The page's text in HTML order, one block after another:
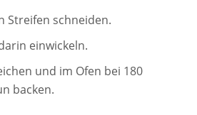
Streifen schneiden.
einwickeln.
und im Ofen bei 180
backen.